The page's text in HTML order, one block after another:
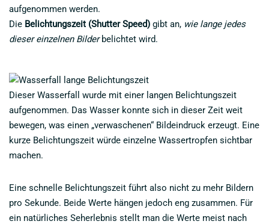
aufgenommen werden.
Die Belichtungszeit (Shutter Speed) gibt an, wie lange jedes
dieser einzelnen Bilderbelichtet wird.
Dieser Wasserfall wurde mit einer langen Belichtungszeit
aufgenommen. Das Wasser konnte sich in dieser Zeit weit
bewegen, was einen „verwaschenen“ Bildeindruck erzeugt. Eine
kurze Belichtungszeit würde einzelne Wassertropfen sichtbar
machen.
Eine schnelle Belichtungszeit führt also nicht zu mehr Bildern
pro Sekunde. Beide Werte hängen jedoch eng zusammen. Für
ein natürliches Seherlebnis stellt man die Werte meist nach